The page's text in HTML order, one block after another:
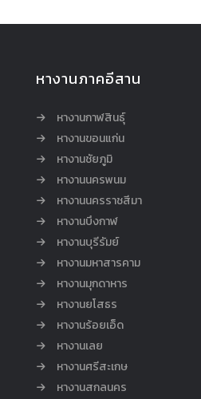
หางานภาคอีสาน
หางานกาฬสินธุ์
หางานขอนแก่น
หางานชัยภูมิ
หางานนครพนม
หางานนครราชสีมา
หางานบึงกาฬ
หางานบุรีรัมย์
หางานมหาสารคาม
หางานมุกดาหาร
หางานยโสธร
หางานร้อยเอ็ด
หางานเลย
หางานศรีสะเกษ
หางานสกลนคร